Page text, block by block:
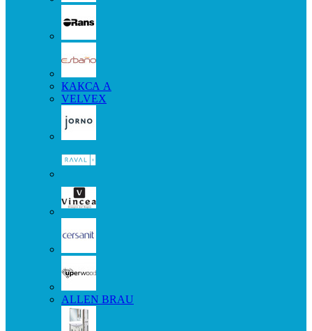
КАКСА А
VELVEX
ALLEN BRAU